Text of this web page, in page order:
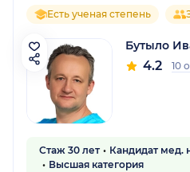
Есть ученая степень
Бутыло
4.2 10
Стаж 30 лет
Кандидат мед.
Высшая категория